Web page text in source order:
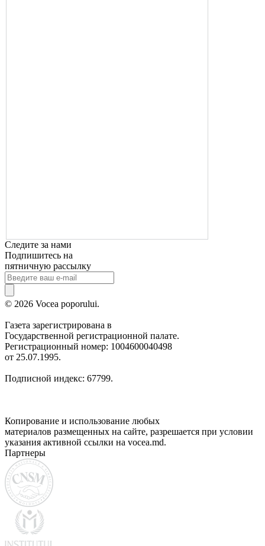
Следите за нами
Подпишитесь на
пятничную рассылку
© 2026 Vocea poporului.
Газета зарегистрирована в
Государственной регистрационной палате.
Регистрационный номер: 1004600040498
от 25.07.1995.
Подписной индекс: 67799.
Копирование и использование любых
материалов размещенных на сайте, разрешается при условии
указания активной ссылки на vocea.md.
Партнеры